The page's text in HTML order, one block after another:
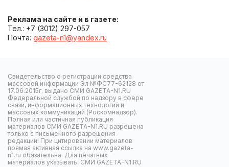
Реклама на сайте и в газете:
Тел.: +7 (3012) 297-057
Почта: gazeta-n1@yandex.ru
Свидетельство о регистрации средства
массовой информации Эл №ФС77-62128 от
17.06.2015г. выдано СМИ GAZETA-N1.RU
Федеральной службой по надзору в сфере
связи, информационных технологий и
массовых коммуникаций (Роскомнадзор).
Полная или частичная публикация
материалов СМИ GAZETA-N1.RU разрешена
только с письменного разрешения
редакции! При цитировании материалов
прямая активная ссылка на www.gazeta-
n1.ru обязательна. Для печатных
материалов указывать: СМИ GAZETA-N1.RU